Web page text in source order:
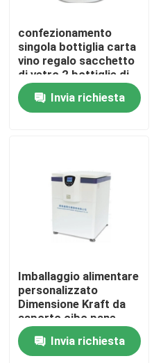
Prodotti
Mostra VR
Circa noi
confezionamento
singola bottiglia carta
vino regalo sacchetto
di vetro 2 bottiglie di
vino nero sacchetti da
porta Invia richiesta
Imballaggio alimentare
personalizzato
Dimensione Kraft da
asporto cibo pane
sacchetto di carta per
ristoranteInvia richiesta